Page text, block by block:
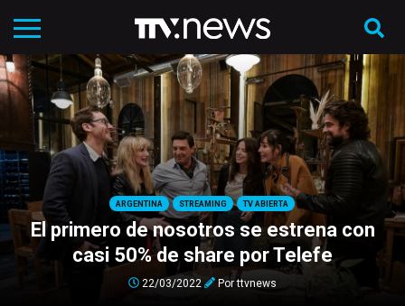
ARGENTINA STREAMING TV ABIERTA
El primero de nosotros se estrena con
casi 50% de share por Telefe
22/03/2022 Porttvnews